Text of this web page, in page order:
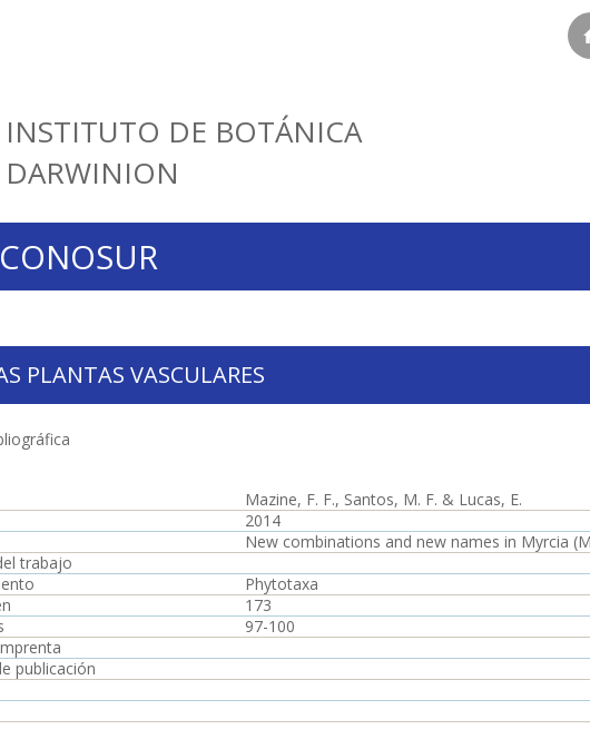
INSTITUTO DE BOTÁNICA
DARWINION
PLANTAS VASCULARES
Mazine, F. F., Santos, M. F. & Lucas, E.
2014
New combinations and new names in Myrcia
trabajo
Phytotaxa
173
97-100
publicación